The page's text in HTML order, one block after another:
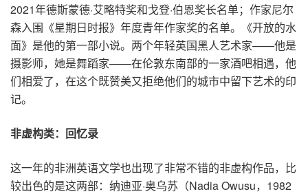
2021年德斯蒙德·艾略特奖和戈登·伯恩奖长名单；作家尼尔
森入围《星期日时报》年度青年作家奖的名单。《开放的水
面》是他的第一部小说。两个年轻英国黑人艺术家——他是
摄影师，她是舞蹈家——在伦敦东南部的一家酒吧相遇，他
们相爱了，在这个既赞美又拒绝他们的城市中留下艺术的印
记。
非虚构类：回忆录
这一年的非洲英语文学也出现了非常不错的非虚构作品，比
较出色的是这两部：纳迪亚·奥乌苏（Nadia Owusu，1982